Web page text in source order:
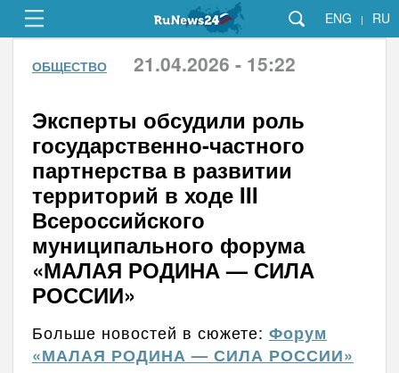
ENG | RU
ОБЩЕСТВО 21.04.2026 - 15:22
Эксперты обсудили роль
государственно-частного
партнерства в развитии
территорий в ходе III
Всероссийского
муниципального форума
«МАЛАЯ РОДИНА — СИЛА
РОССИИ»
Больше новостей в сюжете: Форум
«МАЛАЯ РОДИНА — СИЛА РОССИИ»